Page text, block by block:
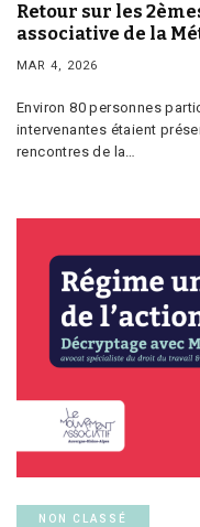
Retour sur les
associative de la
MAR 4, 2026
Environ 80 personnes
intervenantes étaient
rencontres de la…
NON CLASSÉ